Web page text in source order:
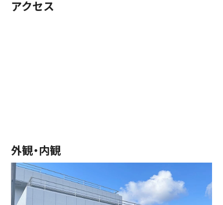
アクセス
外観・内観